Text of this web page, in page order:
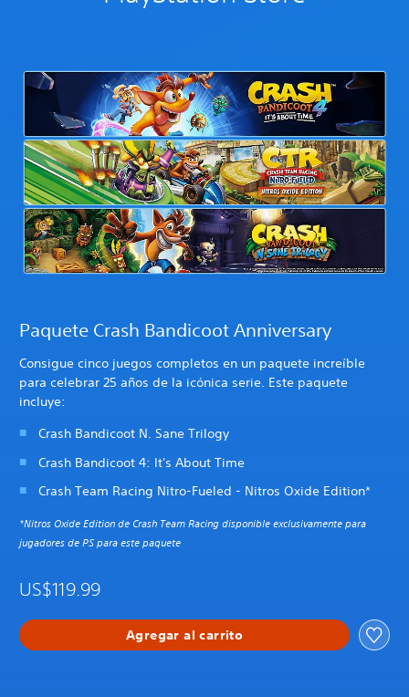
Paquete Crash Bandicoot Anniversary
Consigue cinco juegos completos en un paquete increíble
para celebrar 25 años de la icónica serie. Este paquete
incluye:
Crash Bandicoot N. Sane Trilogy
Crash Bandicoot 4: It's About Time
Crash Team Racing Nitro-Fueled - Nitros Oxide Edition*
*Nitros Oxide Edition de Crash Team Racing disponible exclusivamente para
jugadores de PS para este paquete
US$119.99
Agregar al carrito